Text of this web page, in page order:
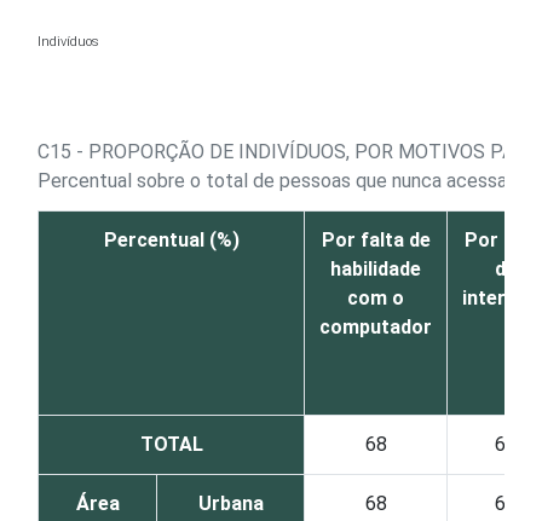
Indivíduos
C15 - PROPORÇÃO DE INDIVÍDUOS, POR MOTIVOS
Percentual sobre o total de pessoas que nunca
Percentual (%)
Por falta de
habilidade
com o
computador
Por
de
TOTAL 68 63
Área Urbana 68 68